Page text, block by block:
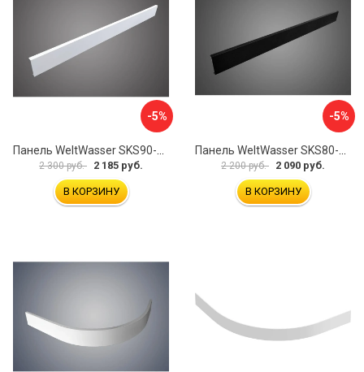
-5%
Панель WeltWasser SKS90-WT 10000004395
2 300 руб. 2 185 руб.
В КОРЗИНУ
-5%
Панель WeltWasser SKS80-BL 10000004423
2 200 руб. 2 090 руб.
В КОРЗИНУ